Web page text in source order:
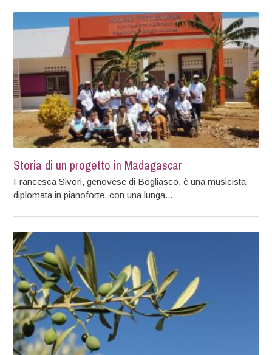
Storia di un progetto in Madagascar
Francesca Sivori, genovese di Bogliasco, è una musicista
diplomata in pianoforte, con una lunga...